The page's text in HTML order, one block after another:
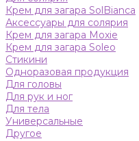
Крем для загара SolBianca
Аксессуары для солярия
Крем для загара Moxie
Крем для загара Soleo
Стикини
Одноразовая продукция
Для головы
Для рук и ног
Для тела
Универсальные
Другое